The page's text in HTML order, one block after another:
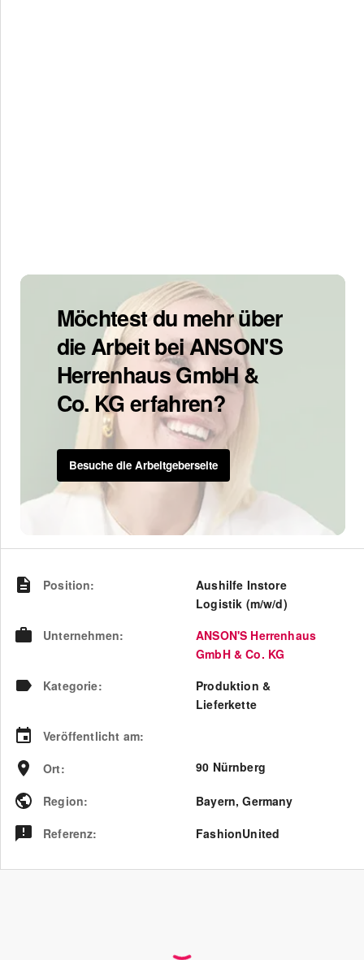
Möchtest du mehr über
die Arbeit bei ANSON'S
Herrenhaus GmbH &
Co. KG erfahren?
Besuche die Arbeitgeberseite
Position:
Aushilfe Instore
Logistik (m/w/d)
Unternehmen:
ANSON'S Herrenhaus
GmbH & Co. KG
Kategorie:
Produktion &
Lieferkette
Veröffentlicht am:
Ort: 90 Nürnberg
Region: Bayern,Germany
Referenz: FashionUnited